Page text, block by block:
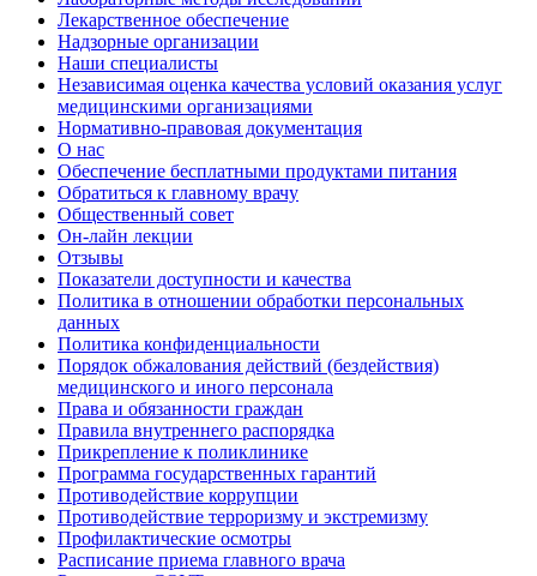
Лекарственное обеспечение
Надзорные организации
Наши специалисты
Независимая оценка качества условий оказания услуг
медицинскими организациями
Нормативно-правовая документация
О нас
Обеспечение бесплатными продуктами питания
Обратиться к главному врачу
Общественный совет
Он-лайн лекции
Отзывы
Показатели доступности и качества
Политика в отношении обработки персональных
данных
Политика конфиденциальности
Порядок обжалования действий (бездействия)
медицинского и иного персонала
Права и обязанности граждан
Правила внутреннего распорядка
Прикрепление к поликлинике
Программа государственных гарантий
Противодействие коррупции
Противодействие терроризму и экстремизму
Профилактические осмотры
Расписание приема главного врача